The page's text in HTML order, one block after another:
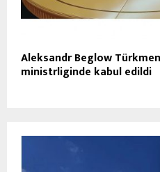
Aleksandr Beglow
ministrliginde kabul edildi